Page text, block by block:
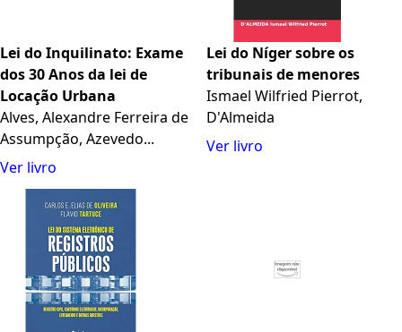
Lei do Inquilinato: Exame
dos 30 Anos da lei de
Locação Urbana
Alves, Alexandre Ferreira de
Assumpção, Azevedo...
Ver livro
Lei do Níger sobre os
tribunais de menores
Ismael Wilfried Pierrot,
D'Almeida
Ver livro